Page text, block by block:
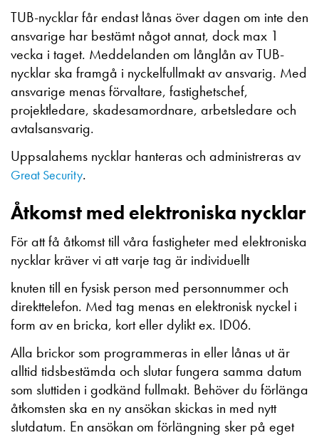
TUB-nycklar får endast lånas över dagen om inte den
ansvarige har bestämt något annat, dock max 1
vecka i taget. Meddelanden om långlån av TUB-
nycklar ska framgå i nyckelfullmakt av ansvarig. Med
ansvarige menas förvaltare, fastighetschef,
projektledare, skadesamordnare, arbetsledare och
avtalsansvarig.
Uppsalahems nycklar hanteras och administreras av
Great Security.
Åtkomst med elektroniska nycklar
För att få åtkomst till våra fastigheter med elektroniska
nycklar kräver vi att varje tag är individuellt
knuten till en fysisk person med personnummer och
direkttelefon. Med tag menas en elektronisk nyckel i
form av en bricka, kort eller dylikt ex. ID06.
Alla brickor som programmeras in eller lånas ut är
alltid tidsbestämda och slutar fungera samma datum
som sluttiden i godkänd fullmakt. Behöver du förlänga
åtkomsten ska en ny ansökan skickas in med nytt
slutdatum. En ansökan om förlängning sker på eget